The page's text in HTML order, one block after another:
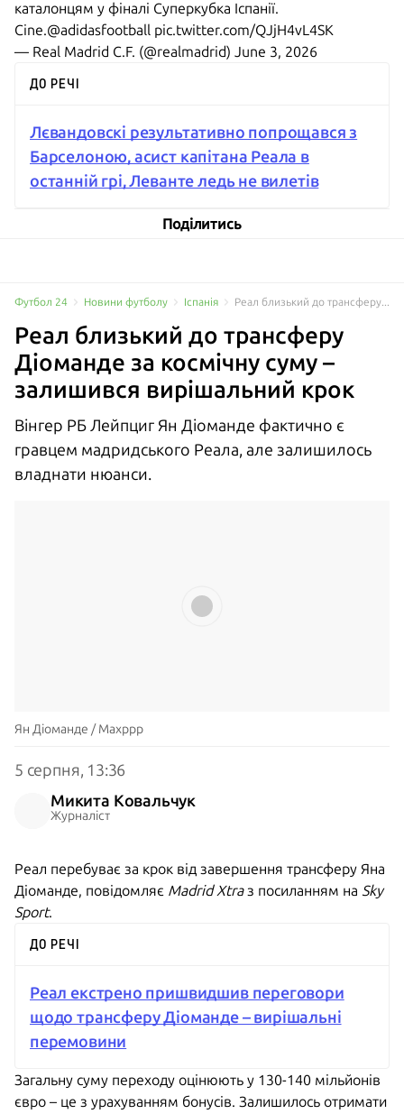
каталонцям у фіналі Суперкубка Іспанії.
Cine.@adidasfootball pic.twitter.com/QJjH4vL4SK
— Real Madrid C.F. (@realmadrid) June 3, 2026
ДО РЕЧІ
Лєвандовскі результативно попрощався з
Барселоною, асист капітана Реала в
останній грі, Леванте ледь не вилетів
Поділитись